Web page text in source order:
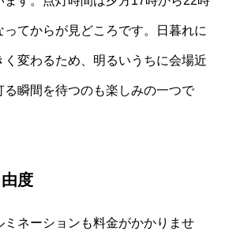
ってからが見どころです。日暮れに
く変わるため、明るいうちに会場近
る瞬間を待つのも楽しみの一つで
度
ミネーションも料金がかかりませ